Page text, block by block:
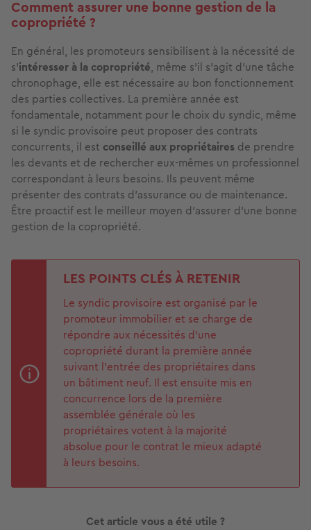
Comment assurer une bonne gestion de la
copropriété ?
En général, les promoteurs sensibilisent à la nécessité de
s’intéresser à la copropriété, même s’il s’agit d’une tâche
chronophage, elle est nécessaire au bon fonctionnement
des parties collectives. La première année est
fondamentale, notamment pour le choix du syndic, même
si le syndic provisoire peut proposer des contrats
concurrents, il est conseillé aux propriétaires de prendre
les devants et de rechercher eux-mêmes un professionnel
correspondant à leurs besoins. Ils peuvent même
présenter des contrats d’assurance ou de maintenance.
Être proactif est le meilleur moyen d’assurer d’une bonne
gestion de la copropriété.
LES POINTS CLÉS À RETENIR
Le syndic provisoire est organisé par le
promoteur immobilier et se charge de
répondre aux nécessités d’une
copropriété durant la première année
suivant l’entrée des propriétaires dans
un bâtiment neuf. Il est ensuite mis en
concurrence lors de la première
assemblée générale où les
propriétaires votent à la majorité
absolue pour le contrat le mieux adapté
à leurs besoins.
Cet article vous a été utile ?